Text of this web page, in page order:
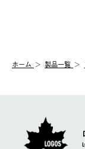
【配送業者】
佐川急便にて配送
一度お手元の商品
ホーム 製品一覧